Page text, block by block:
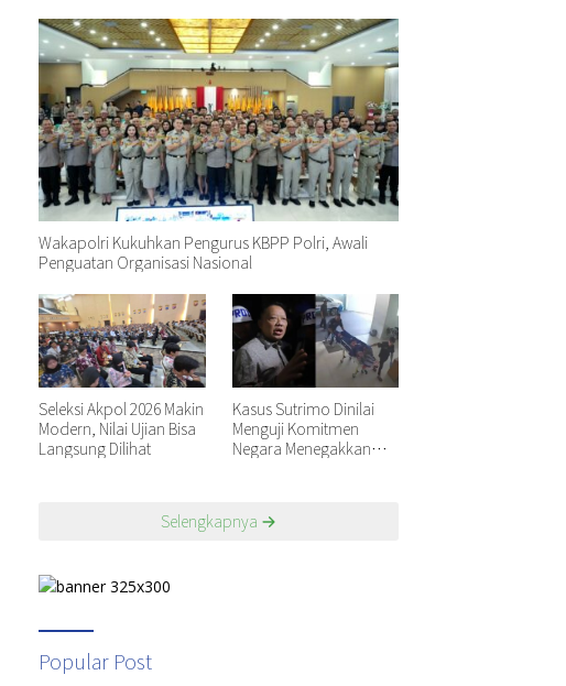
Wakapolri Kukuhkan Pengurus KBPP Polri, Awali
Penguatan Organisasi Nasional
Seleksi Akpol 2026 Makin
Modern, Nilai Ujian Bisa
Langsung Dilihat
Kasus Sutrimo Dinilai
Menguji Komitmen
Negara Menegakkan
Selengkapnya
Popular Post